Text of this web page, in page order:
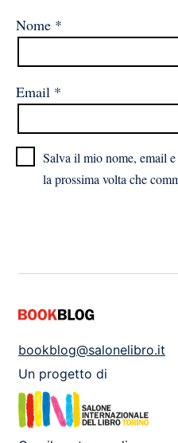
Nome *
Email *
Salva il mio nome, email
la prossima volta che
bookblog@salonelibro.it
Un progetto di